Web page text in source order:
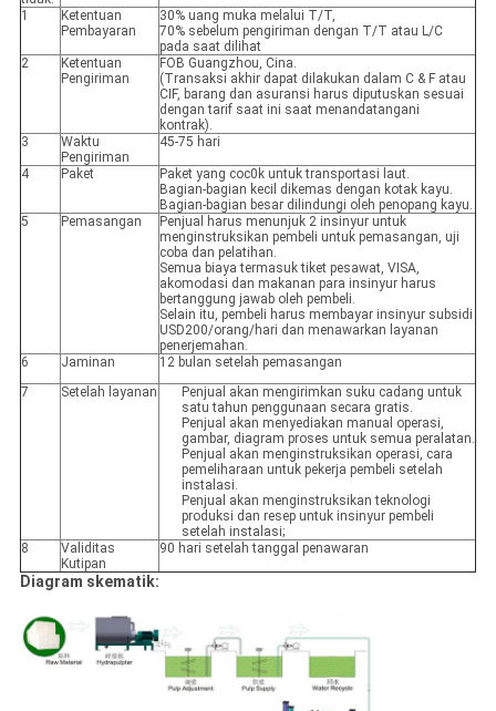
1
Ketentuan
Pembayaran
30% uang muka melalui T/T,
70% sebelum pengiriman dengan T/T atau L/C
pada saat dilihat
2
Ketentuan
Pengiriman
FOB Guangzhou, Cina.
(Transaksi akhir dapat dilakukan dalam C & F atau
CIF, barang dan asuransi harus diputuskan sesuai
dengan tarif saat ini saat menandatangani
kontrak).
3
Waktu
Pengiriman
45-75 hari
4 Paket
Paket yang coc0k untuk transportasi laut.
Bagian-bagian kecil dikemas dengan kotak kayu.
Bagian-bagian besar dilindungi oleh penopang kayu.
5
Pemasangan
Penjual harus menunjuk 2 insinyur untuk
menginstruksikan pembeli untuk pemasangan, uji
coba dan pelatihan.
Semua biaya termasuk tiket pesawat, VISA,
akomodasi dan makanan para insinyur harus
bertanggung jawab oleh pembeli.
Selain itu, pembeli harus membayar insinyur subsidi
USD200/orang/hari dan menawarkan layanan
penerjemahan.
6
Jaminan
12 bulan setelah pemasangan
7
Setelah layanan
Penjual akan mengirimkan suku cadang untuk
satu tahun penggunaan secara gratis.
Penjual akan menyediakan manual operasi,
gambar, diagram proses untuk semua peralatan.
Penjual akan menginstruksikan operasi, cara
pemeliharaan untuk pekerja pembeli setelah
instalasi.
Penjual akan menginstruksikan teknologi
produksi dan resep untuk insinyur pembeli
setelah instalasi;
8
Validitas
Kutipan
90 hari setelah tanggal penawaran
Diagram skematik: